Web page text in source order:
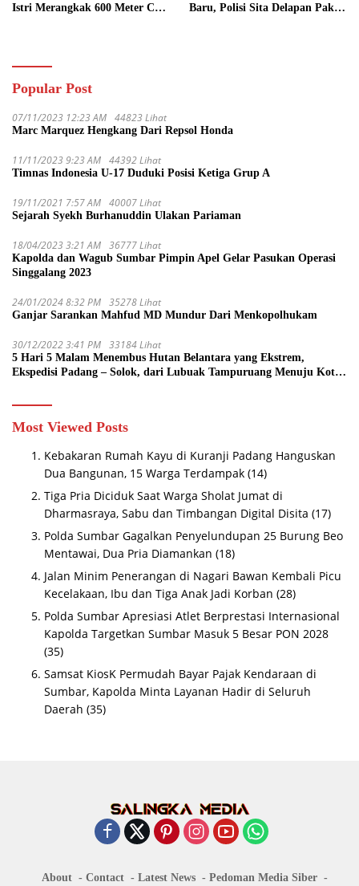
Istri Merangkak 600 Meter Cari
Baru, Polisi Sita Delapan Paket
Popular Post
07/11/2023 12:23 AM 44823 Lihat
Marc Marquez Hengkang Dari Repsol Honda
11/11/2023 9:23 AM 44392 Lihat
Timnas Indonesia U-17 Duduki Posisi Ketiga Grup A
19/11/2021 7:57 AM 40007 Lihat
Sejarah Syekh Burhanuddin Ulakan Pariaman
18/04/2023 3:21 AM 36777 Lihat
Kapolda dan Wagub Sumbar Pimpin Apel Gelar Pasukan Operasi
Singgalang 2023
24/01/2024 8:32 PM 35278 Lihat
Ganjar Sarankan Mahfud MD Mundur Dari Menkopolhukam
30/12/2022 3:41 PM 33184 Lihat
5 Hari 5 Malam Menembus Hutan Belantara yang Ekstrem,
Ekspedisi Padang – Solok, dari Lubuak Tampuruang Menuju Koto
Most Viewed Posts
Kebakaran Rumah Kayu di Kuranji Padang Hanguskan
Dua Bangunan, 15 Warga Terdampak (14)
Tiga Pria Diciduk Saat Warga Sholat Jumat di
Dharmasraya, Sabu dan Timbangan Digital Disita (17)
Polda Sumbar Gagalkan Penyelundupan 25 Burung Beo
Mentawai, Dua Pria Diamankan (18)
Jalan Minim Penerangan di Nagari Bawan Kembali Picu
Kecelakaan, Ibu dan Tiga Anak Jadi Korban (28)
Polda Sumbar Apresiasi Atlet Berprestasi Internasional
Kapolda Targetkan Sumbar Masuk 5 Besar PON 2028
(35)
Samsat KiosK Permudah Bayar Pajak Kendaraan di
Sumbar, Kapolda Minta Layanan Hadir di Seluruh
Daerah (35)
About Contact Latest News Pedoman Media Siber